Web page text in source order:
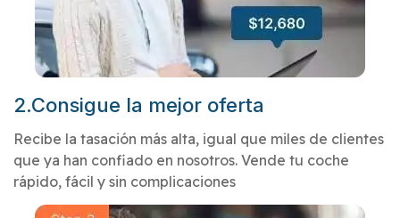
2.Consigue la mejor oferta
Recibe la tasación más alta, igual que miles de clientes
que ya han confiado en nosotros. Vende tu coche
rápido, fácil y sin complicaciones